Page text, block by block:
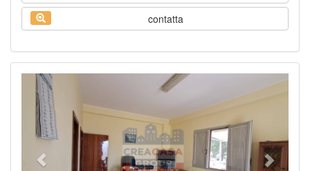
contatta
Previous Next